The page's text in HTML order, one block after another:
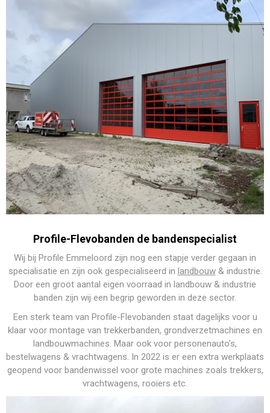
Profile-Flevobanden de bandenspecialist
Wij bij Profile Emmeloord zijn nog een stapje verder gegaan in
specialisatie en zijn ook gespecialiseerd in landbouw& industrie.
Door een groot aantal eigen voorraad in landbouw & industrie
banden zijn wij een begrip geworden in deze sector.
Een sterk team van Profile-Flevobanden staat dagelijks voor u
klaar voor montage van trekkerbanden, grondverzetmachines en
landbouwmachines. Maar ook voor personenauto’s,
bestelwagens & vrachtwagens. In 2022 is er een extra werkplaats
geopend voor bandenwissel voor grote machines zoals trekkers,
vrachtwagens, rooiers etc.